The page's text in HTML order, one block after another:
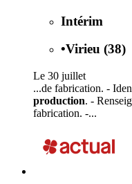
Intérim
•Virieu (38)
Le 30 juillet
...de fabrication. -
production. -
fabrication. -...